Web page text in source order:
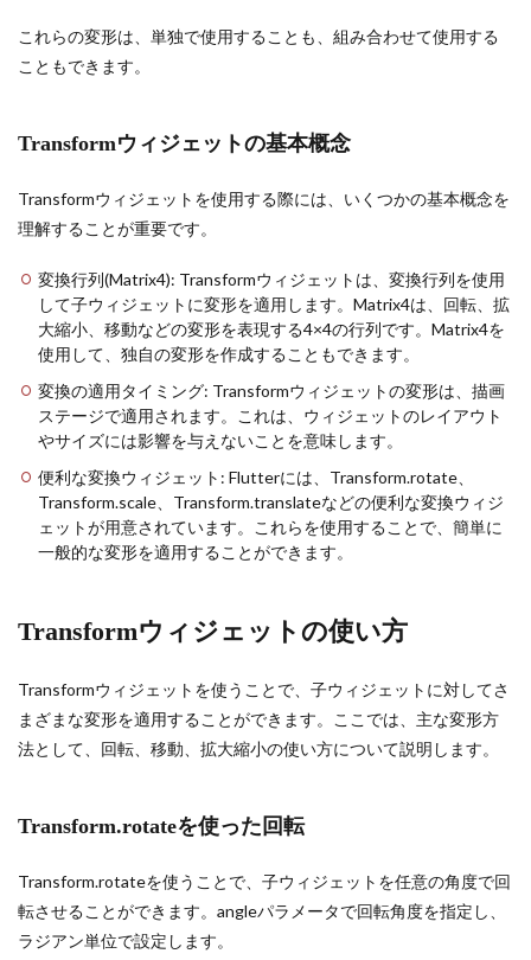
これらの変形は、単独で使用することも、組み合わせて使用する
こともできます。
Transformウィジェットの基本概念
Transformウィジェットを使用する際には、いくつかの基本概念を
理解することが重要です。
変換行列(Matrix4): Transformウィジェットは、変換行列を使用
して子ウィジェットに変形を適用します。Matrix4は、回転、拡
大縮小、移動などの変形を表現する4×4の行列です。Matrix4を
使用して、独自の変形を作成することもできます。
変換の適用タイミング: Transformウィジェットの変形は、描画
ステージで適用されます。これは、ウィジェットのレイアウト
やサイズには影響を与えないことを意味します。
便利な変換ウィジェット: Flutterには、Transform.rotate、
Transform.scale、Transform.translateなどの便利な変換ウィジ
ェットが用意されています。これらを使用することで、簡単に
一般的な変形を適用することができます。
Transformウィジェットの使い方
Transformウィジェットを使うことで、子ウィジェットに対してさ
まざまな変形を適用することができます。ここでは、主な変形方
法として、回転、移動、拡大縮小の使い方について説明します。
Transform.rotateを使った回転
Transform.rotateを使うことで、子ウィジェットを任意の角度で回
転させることができます。angleパラメータで回転角度を指定し、
ラジアン単位で設定します。